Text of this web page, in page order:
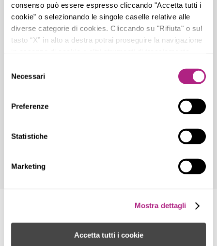
consenso può essere espresso cliccando "Accetta tutti i
cookie” o selezionando le singole caselle relative alle
diverse categorie di cookies. Cliccando su "Rifiuta" o sul
tasto “X” in alto a destra potrai proseguire la navigazione
delNecessari
Preferenze
Statistiche
Marketing
Mostra dettagli
Accetta tutti i cookie